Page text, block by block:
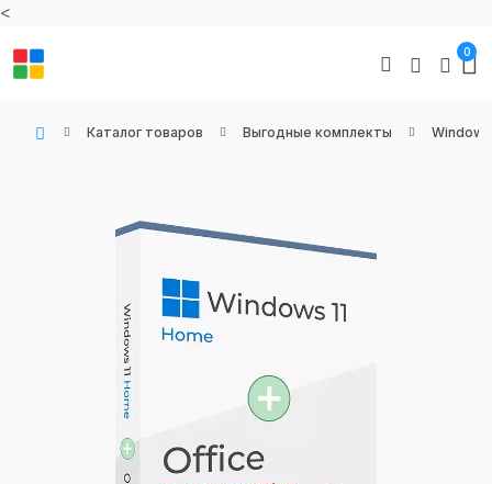
<
0
Каталог товаров Выгодные комплекты